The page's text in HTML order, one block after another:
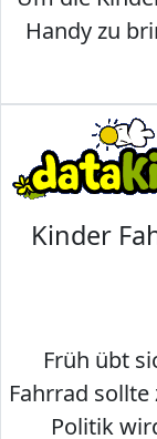
Handy zu
Kinder
Früh übt
Fahrrad
Politik